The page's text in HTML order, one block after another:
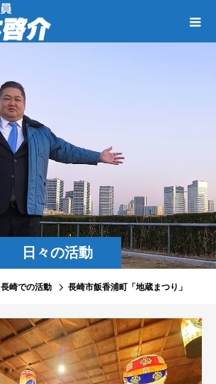
日々の活動
長崎での活動 長崎市飯香浦町「地蔵まつり」